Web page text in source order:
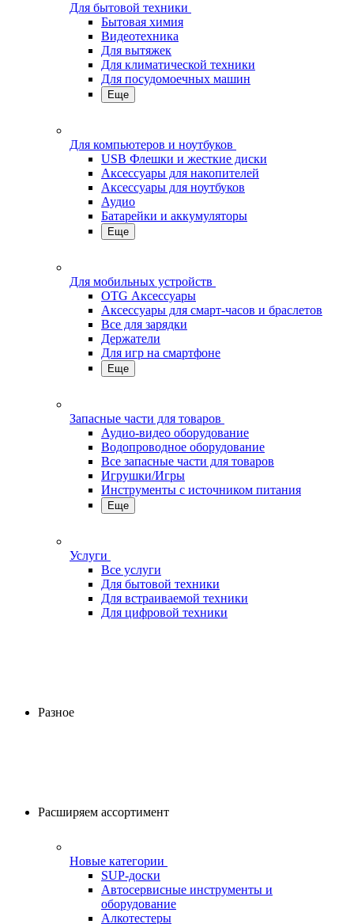
Для бытовой техники
Бытовая химия
Видеотехника
Для вытяжек
Для климатической техники
Для посудомоечных машин
Еще
Для компьютеров и ноутбуков
USB Флешки и жесткие диски
Аксессуары для накопителей
Аксессуары для ноутбуков
Аудио
Батарейки и аккумуляторы
Еще
Для мобильных устройств
OTG Аксессуары
Аксессуары для смарт-часов и браслетов
Все для зарядки
Держатели
Для игр на смартфоне
Еще
Запасные части для товаров
Аудио-видео оборудование
Водопроводное оборудование
Все запасные части для товаров
Игрушки/Игры
Инструменты с источником питания
Еще
Услуги
Все услуги
Для бытовой техники
Для встраиваемой техники
Для цифровой техники
Разное
Расширяем ассортимент
Новые категории
SUP-доски
Автосервисные инструменты и
оборудование
Алкотестеры